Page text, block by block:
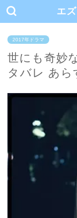
エ
2017年ドラマ
世にも奇妙
タバレ あら